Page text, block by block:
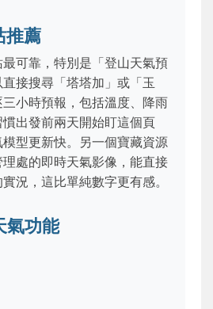
推薦
可靠，特別是「登山天氣預
接搜尋「塔塔加」或「玉
小時預報，包括溫度、降雨
出發前兩天開始盯這個頁
型更新快。另一個寶藏資源
處的即時天氣影像，能直接
況，這比單純數字更有感。
氣功能